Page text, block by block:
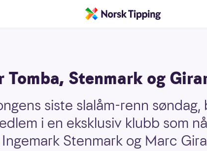
Stenmark og
siste slalåm-renn
i en eksklusiv klubb som
Stenmark og Marc